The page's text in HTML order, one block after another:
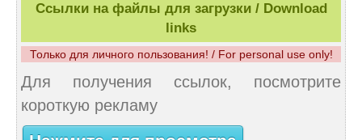
Ссылки на файлы для загрузки / Download
links
Только для личного пользования! / For personal use only!
Для получения ссылок, посмотрите
короткую рекламу